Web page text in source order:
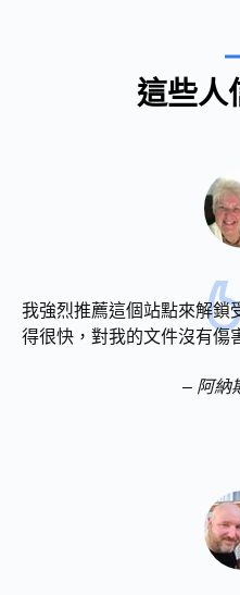
這些人
我強烈推薦這個站點來解鎖
得很快，對我的文件沒有傷
– 阿納